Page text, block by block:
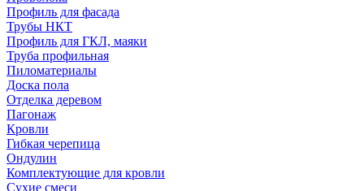
Профиль для фасада
Трубы НКТ
Профиль для ГКЛ, маяки
Труба профильная
Пиломатериалы
Доска пола
Отделка деревом
Пагонаж
Кровли
Гибкая черепица
Ондулин
Комплектующие для кровли
Сухие смеси